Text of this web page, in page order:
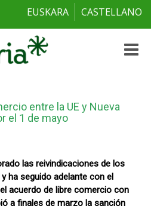
EUSKARA CASTELLANO
Toggle
entre la UE y Nueva
el 1 de mayo
las reivindicaciones de los
ha seguido adelante con el
acuerdo de libre comercio con
a finales de marzo la sanción